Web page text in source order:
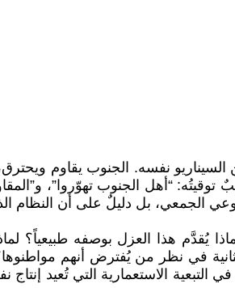
نفسه. الجنوب يقاوم
“أهل الجنوب تهوّروا”،
بل دليلٌ على أن النظام
يُقدَّم هذا العزل بوصفه طبيعياً؟
تنقطع، لبناناً من الدرجة الثانية في نظر من
الاستعمارية التي تُعيد إنتاج